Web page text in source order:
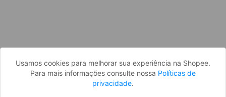
Usamos cookies para melhorar sua experiência na Shopee.
Para mais informações consulte nossa Políticas de
privacidade.